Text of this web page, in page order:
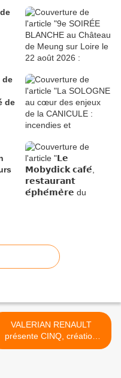
de
de
VALERIAN RENAULT
présente CINQ, création
pour ABCD et LOGES